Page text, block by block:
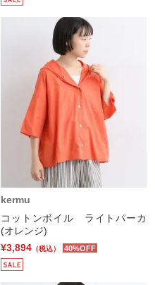
kermu
コットンボイル ライトパーカ
(オレンジ)
¥3,894 （税込） 40%OFF